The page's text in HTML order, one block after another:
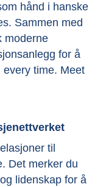
hånd i hanske
Sammen med
moderne
for å
every time. Meet
til
Det merker du
lidenskap for å